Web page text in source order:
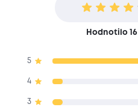
Hodnotilo 16
5
4
3